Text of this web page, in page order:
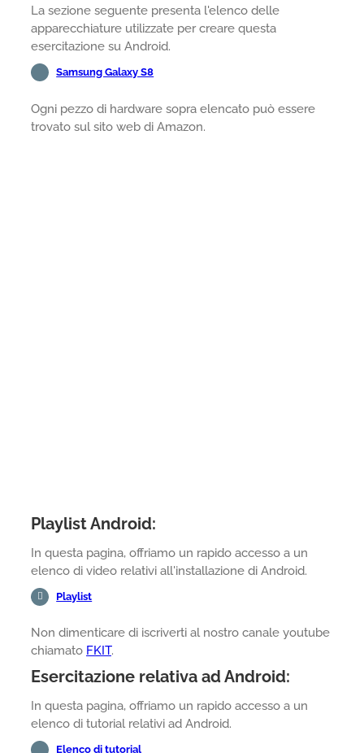
La sezione seguente presenta l'elenco delle
apparecchiature utilizzate per creare questa
esercitazione su Android.
Samsung Galaxy S8
Ogni pezzo di hardware sopra elencato può essere
trovato sul sito web di Amazon.
Playlist Android:
In questa pagina, offriamo un rapido accesso a un
elenco di video relativi all'installazione di Android.
Playlist
Non dimenticare di iscriverti al nostro canale youtube
chiamato FKIT.
Esercitazione relativa ad Android:
In questa pagina, offriamo un rapido accesso a un
elenco di tutorial relativi ad Android.
Elenco di tutorial